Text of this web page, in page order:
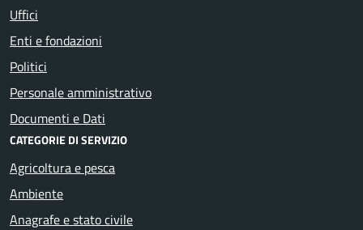
Uffici
Enti e fondazioni
Politici
Personale amministrativo
Documenti e Dati
CATEGORIE DI SERVIZIO
Agricoltura e pesca
Ambiente
Anagrafe e stato civile